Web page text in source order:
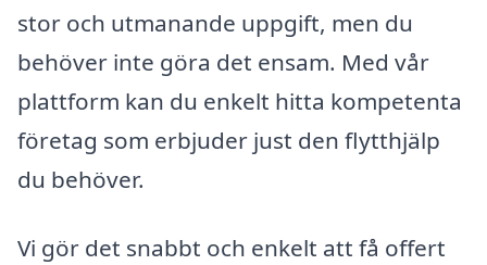
stor och utmanande uppgift, men du
behöver inte göra det ensam. Med vår
plattform kan du enkelt hitta kompetenta
företag som erbjuder just den flytthjälp
du behöver.
Vi gör det snabbt och enkelt att få offert